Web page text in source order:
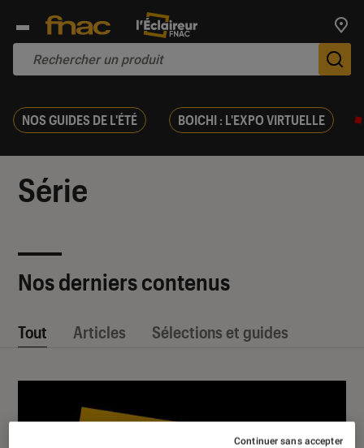
NOS GUIDES DE L'ÉTÉ BOICHI : L'EXPO VIRTUELLE
Série
Nos derniers contenus
Tout Articles Sélections et guides
Continuer sans accepter